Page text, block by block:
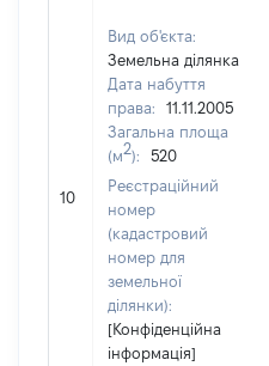
10
Вид об'єкта:
Земельна ділянка
Дата набуття
права:
11.11.2005
Загальна площа
(м2):
520
Реєстраційний
номер
(кадастровий
номер для
земельної
ділянки):
[Конфіденційна
інформація]